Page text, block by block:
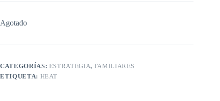
Agotado
CATEGORÍAS: ESTRATEGIA, FAMILIARES
ETIQUETA: HEAT